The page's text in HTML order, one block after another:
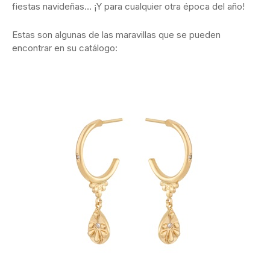
fiestas navideñas… ¡Y para cualquier otra época del año!
Estas son algunas de las maravillas que se pueden
encontrar en su catálogo: